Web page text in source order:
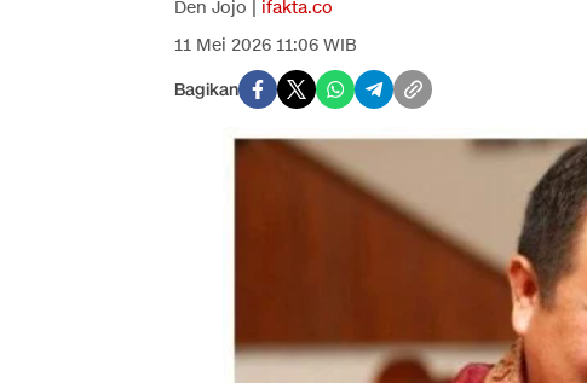
Den Jojo | ifakta.co
11 Mei 2026 11:06 WIB
Bagikan